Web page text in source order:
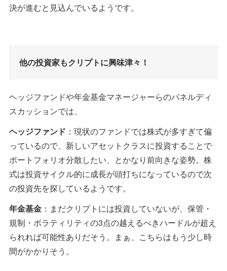
決が進むと見込んでいるようです。
他の投資家もクリプトに興味津々！
ヘッジファンドや年金基金マネージャーらのパネルディ
スカッションでは、
ヘッジファンド ：現状のファンドでは株式が多すぎて偏
っているので、新しいアセットクラスに投資することで
ポートフォリオ分散したい、とかなり前向きな姿勢。株
式は投資サイクル的に成長が頭打ちになっているので次
の投資先を探しているようです。
年金基金 ：まだクリプトには投資していないが、保管・
規制・ボラティリティの3点の越えるべきハードルが超え
られれば可能性ありだそう。まぁ、こちらはもう少し時
間がかかりそう。